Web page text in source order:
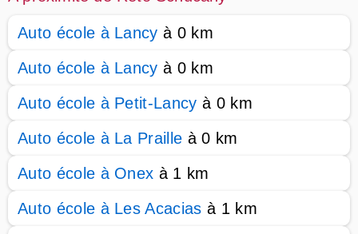
Auto école à Lancy à 0 km
Auto école à Lancy à 0 km
Auto école à Petit-Lancy à 0 km
Auto école à La Praille à 0 km
Auto école à Onex à 1 km
Auto école à Les Acacias à 1 km